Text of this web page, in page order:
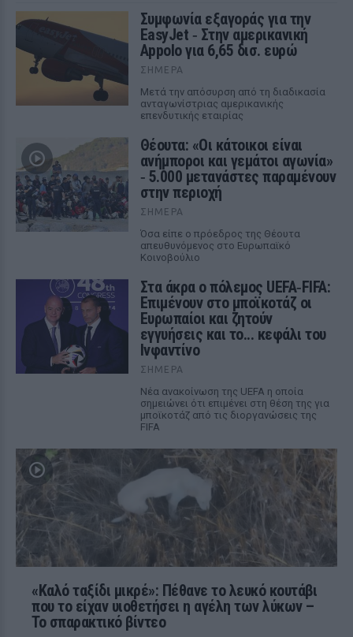
Συμφωνία εξαγοράς για την
EasyJet ‑ Στην αμερικανική
Appolo για 6,65 δισ. ευρώ
ΣΉΜΕΡΑ
Μετά την απόσυρση από τη διαδικασία
ανταγωνίστριας αμερικανικής
επενδυτικής εταιρίας
Θέουτα: «Οι κάτοικοι είναι
ανήμποροι και γεμάτοι αγωνία»
‑ 5.000 μετανάστες παραμένουν
στην περιοχή
ΣΉΜΕΡΑ
Όσα είπε ο πρόεδρος της Θέουτα
απευθυνόμενος στο Ευρωπαϊκό
Κοινοβούλιο
Στα άκρα ο πόλεμος UEFA‑FIFA:
Επιμένουν στο μποϊκοτάζ οι
Ευρωπαίοι και ζητούν
εγγυήσεις και το... κεφάλι του
Ινφαντίνο
ΣΉΜΕΡΑ
Νέα ανακοίνωση της UEFA η οποία
σημειώνει ότι επιμένει στη θέση της για
μποϊκοτάζ από τις διοργανώσεις της
FIFA
«Καλό ταξίδι μικρέ»: Πέθανε το λευκό κουτάβι
που το είχαν υιοθετήσει η αγέλη των λύκων –
Το σπαρακτικό βίντεο